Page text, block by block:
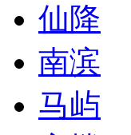
仙降
南滨
马屿